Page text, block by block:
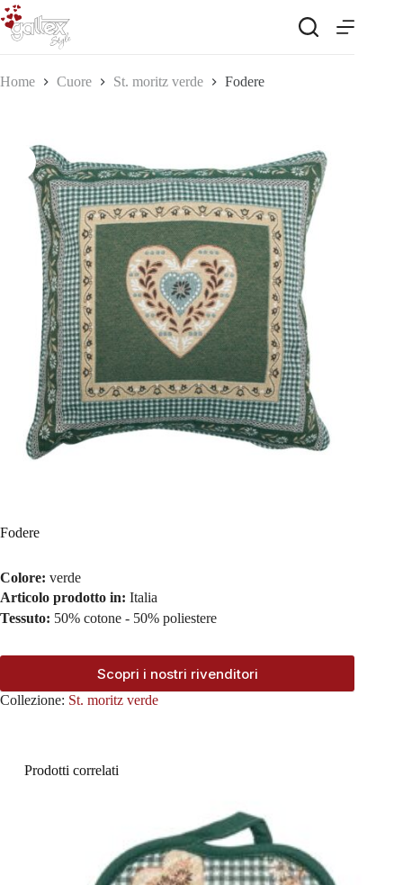
Salta
al
contenuto
Home Cuore St. moritz verde Fodere
Fodere
Colore: verde
Articolo prodotto in: Italia
Tessuto: 50% cotone - 50% poliestere
Scopri i nostri rivenditori
Collezione: St. moritz verde
Prodotti correlati